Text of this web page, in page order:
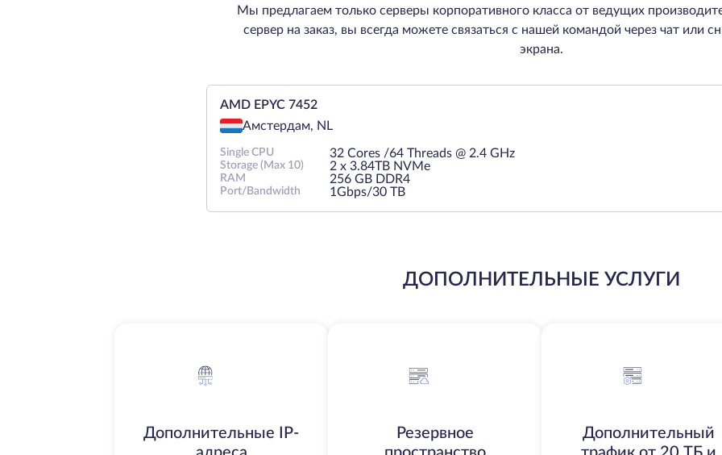
Мы предлагаем только серверы корпоративного класса от ведущих
сервер на заказ, вы всегда можете связаться с нашей командой через чат или
экрана.
AMD EPYC 7452
Амстердам, NL
Single CPU 32 Cores /64 Threads @ 2.4 GHz
Storage (Max 10) 2 х 3.84TB NVMe
RAM 256 GB DDR4
Port/Bandwidth 1Gbps/30 TB
ДОПОЛНИТЕЛЬНЫЕ УСЛУГИ
Дополнительные IP-
Резервное
Дополнительный